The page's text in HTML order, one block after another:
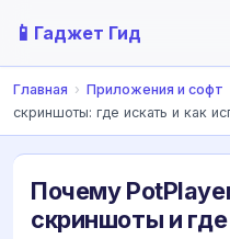
📱 Гаджет Гид
Главная › Приложения и софт
скриншоты: где искать и как
Почему
скриншоты и